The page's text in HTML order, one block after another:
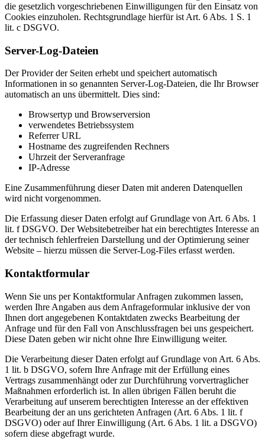
die gesetzlich vorgeschriebenen Einwilligungen für den Einsatz von
Cookies einzuholen. Rechtsgrundlage hierfür ist Art. 6 Abs. 1 S. 1
lit. c DSGVO.
Server-Log-Dateien
Der Provider der Seiten erhebt und speichert automatisch
Informationen in so genannten Server-Log-Dateien, die Ihr Browser
automatisch an uns übermittelt. Dies sind:
Browsertyp und Browserversion
verwendetes Betriebssystem
Referrer URL
Hostname des zugreifenden Rechners
Uhrzeit der Serveranfrage
IP-Adresse
Eine Zusammenführung dieser Daten mit anderen Datenquellen
wird nicht vorgenommen.
Die Erfassung dieser Daten erfolgt auf Grundlage von Art. 6 Abs. 1
lit. f DSGVO. Der Websitebetreiber hat ein berechtigtes Interesse an
der technisch fehlerfreien Darstellung und der Optimierung seiner
Website – hierzu müssen die Server-Log-Files erfasst werden.
Kontaktformular
Wenn Sie uns per Kontaktformular Anfragen zukommen lassen,
werden Ihre Angaben aus dem Anfrageformular inklusive der von
Ihnen dort angegebenen Kontaktdaten zwecks Bearbeitung der
Anfrage und für den Fall von Anschlussfragen bei uns gespeichert.
Diese Daten geben wir nicht ohne Ihre Einwilligung weiter.
Die Verarbeitung dieser Daten erfolgt auf Grundlage von Art. 6 Abs.
1 lit. b DSGVO, sofern Ihre Anfrage mit der Erfüllung eines
Vertrags zusammenhängt oder zur Durchführung vorvertraglicher
Maßnahmen erforderlich ist. In allen übrigen Fällen beruht die
Verarbeitung auf unserem berechtigten Interesse an der effektiven
Bearbeitung der an uns gerichteten Anfragen (Art. 6 Abs. 1 lit. f
DSGVO) oder auf Ihrer Einwilligung (Art. 6 Abs. 1 lit. a DSGVO)
sofern diese abgefragt wurde.